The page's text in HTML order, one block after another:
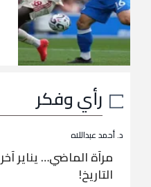
رأي وفكر
د. أحمد عبداللاه
مرآة الماضي… يناير آخر
التاريخ!